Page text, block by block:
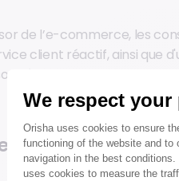
de l’e-commerce, les
client réactif, ainsi que
réduits.